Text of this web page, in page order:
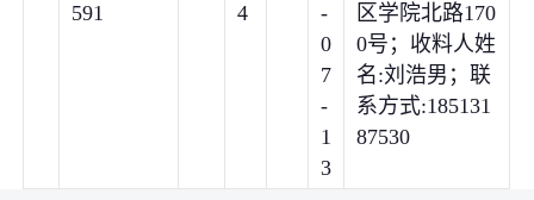
591
4
-
0
7
-
1
3
区学院北路170
0号；收料人姓
名:刘浩男；联
系方式:185131
87530